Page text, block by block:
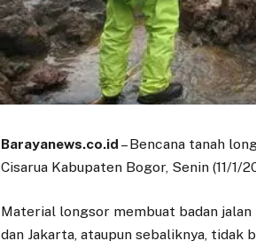
Barayanews.co.id – Bencana tanah
Cisarua Kabupaten Bogor, Senin (11/1/
Material longsor membuat badan
dan Jakarta, ataupun sebaliknya, tidak